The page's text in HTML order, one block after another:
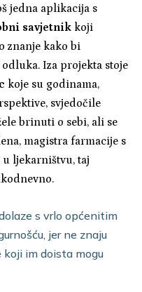
jedna aplikacija s
savjetnik koji
znanje kako bi
Iza projekta stoje
koje su godinama,
svjedočile
brinuti o sebi, ali se
magistra farmacije s
ljekarništvu, taj
s vrlo općenitim
jer ne znaju
im doista mogu